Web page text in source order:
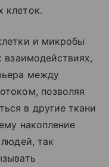
клеток.
и микробы
взаимодействиях,
между
позволяя
в другие ткани
накопление
так